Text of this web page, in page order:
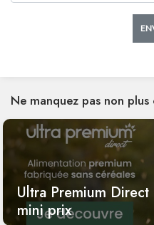
Ne manquez pas non plus
Ultra Premium
mini prix